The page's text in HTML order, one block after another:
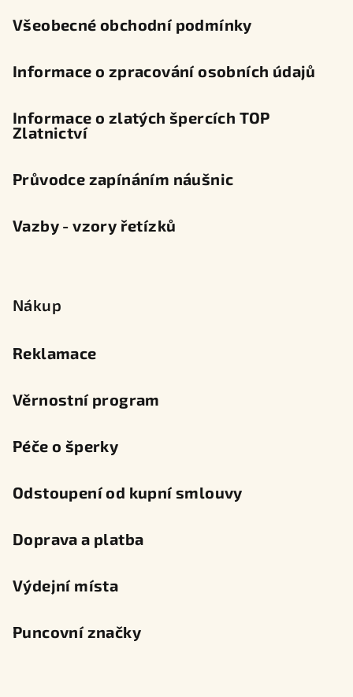
Všeobecné obchodní podmínky
Informace o zpracování osobních údajů
Informace o zlatých špercích TOP
Zlatnictví
Průvodce zapínáním náušnic
Vazby - vzory řetízků
Nákup
Reklamace
Věrnostní program
Péče o šperky
Odstoupení od kupní smlouvy
Doprava a platba
Výdejní místa
Puncovní značky